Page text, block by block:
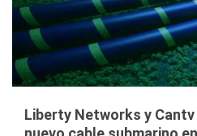
Liberty Networks y Cantv